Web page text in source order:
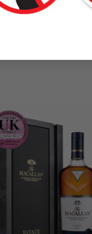
VODKA ABSOLUT
RASPBERRI DÂU
ADD TO
WISHLIST